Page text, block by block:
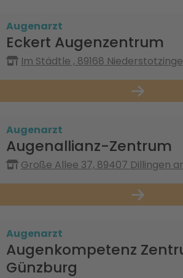
Augenarzt
Eckert Augenzentrum
Im Städtle , 89168
Augenarzt
Augenallianz-Zentrum
Große Allee 37, 89407 Dillingen
Augenarzt
Augenkompetenz
Günzburg